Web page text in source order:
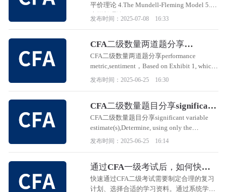
平价理论 4.The Mundell-Fleming Model 5.三
大增长理论
发布时间：2025-07-08 16:33
CFA二级数量两道题分享
performance metric,sentiment
CFA二级数量两道题分享performance
metric,sentiment，Based on Exhibit 1, which
confusion matrix demonstrates the most
发布时间：2025-06-25 16:30
CFA二级数量题目分享significant
variable estimate(s)
CFA二级数量题目分享significant variable
estimate(s),Determine, using only the
statistically significant variable estimate(s) in
发布时间：2025-06-25 16:14
通过CFA一级考试后，如何快速
通过二级考试？
快速通过CFA二级考试需要制定合理的复习
计划、选择合适的学习资料。通过系统学习